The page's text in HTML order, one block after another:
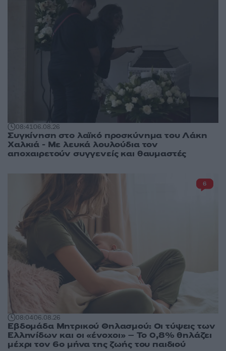
08:4106.08.26
Συγκίνηση στο λαϊκό προσκύνημα του Λάκη
Χαλκιά - Με λευκά λουλούδια τον
αποχαιρετούν συγγενείς και θαυμαστές
08:0406.08.26
Εβδομάδα Μητρικού Θηλασμού: Οι τύψεις των
Ελληνίδων και οι «ένοχοι» – Το 0,8% θηλάζει
μέχρι τον 6ο μήνα της ζωής του παιδιού
6